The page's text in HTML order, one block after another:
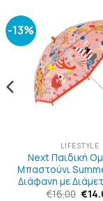
-13%
LIFESTYLE
Next Παιδική
Μπαστούνι
Διάφανη με
€16.00 €